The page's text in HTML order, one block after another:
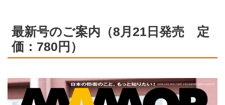
最新号のご案内（8月21日発売 定
価：780円）